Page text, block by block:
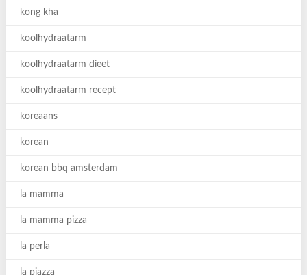
kong kha
koolhydraatarm
koolhydraatarm dieet
koolhydraatarm recept
koreaans
korean
korean bbq amsterdam
la mamma
la mamma pizza
la perla
la piazza